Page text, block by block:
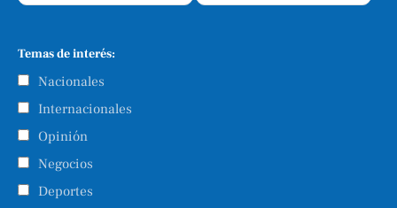
Temas de interés:
Nacionales
Internacionales
Opinión
Negocios
Deportes